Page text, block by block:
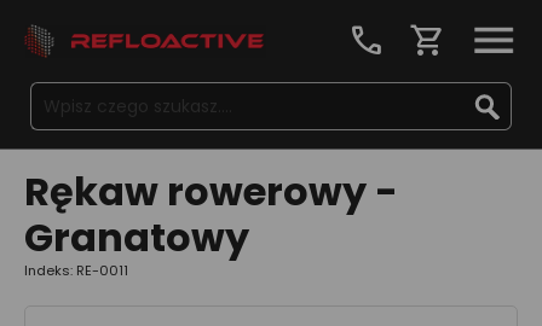
call shopping_cart
Rękaw rowerowy -
Granatowy
Indeks: RE-0011